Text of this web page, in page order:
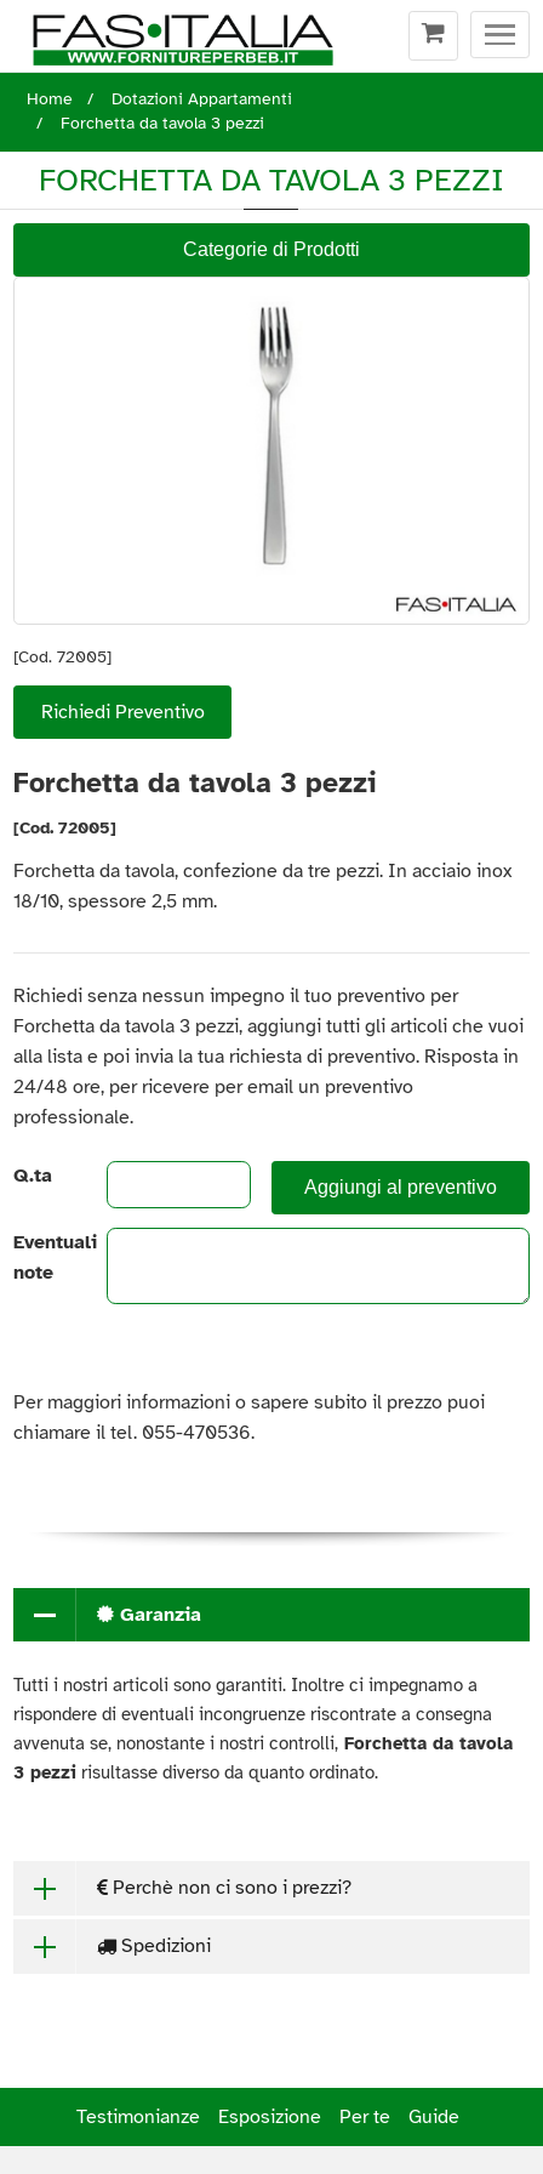
Home
Dotazioni Appartamenti
Forchetta da tavola 3 pezzi
FORCHETTA DA TAVOLA 3 PEZZI
Categorie di Prodotti
[Cod. 72005]
Richiedi Preventivo
Forchetta da tavola 3 pezzi
[Cod. 72005]
Forchetta da tavola, confezione da tre pezzi. In acciaio inox
18/10, spessore 2,5 mm.
Richiedi senza nessun impegno il tuo preventivo per
Forchetta da tavola 3 pezzi, aggiungi tutti gli articoli che vuoi
alla lista e poi invia la tua richiesta di preventivo. Risposta in
24/48 ore, per ricevere per email un preventivo
professionale.
Q.ta Aggiungi al preventivo
Eventuali
note
Per maggiori informazioni o sapere subito il prezzo puoi
chiamare il tel. 055-470536.
Garanzia
Tutti i nostri articoli sono garantiti. Inoltre ci impegnamo a
rispondere di eventuali incongruenze riscontrate a consegna
avvenuta se, nonostante i nostri controlli, Forchetta da tavola
3 pezzi risultasse diverso da quanto ordinato.
Perchè non ci sono i prezzi?
Spedizioni
Testimonianze Esposizione Per te Guide